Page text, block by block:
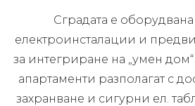
Сградата е
електроинсталации и
за интегриране на „умен
апартаменти разполагат с
захранване и сигурни ел.